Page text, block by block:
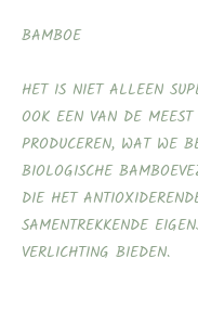
BAMBOE
HET IS NIET ALLEEN
OOK EEN VAN DE
PRODUCEREN, WAT WE
BIOLOGISCHE
DIE HET
SAMENTREKKENDE
VERLICHTING BIEDEN.